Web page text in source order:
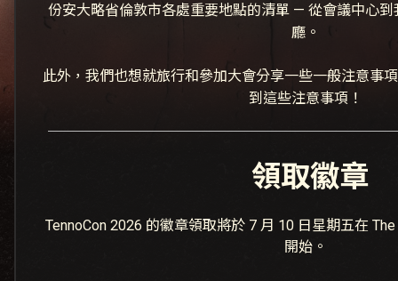
份安大略省倫敦市各處重要地點的清單 — 從會議中心
廳。
此外，我們也想就旅行和參加大會分享一些一般注意事
到這些注意事項！
領取徽章
TennoCon 2026 的徽章領取將於 7 月 10 日星期五在
開始。